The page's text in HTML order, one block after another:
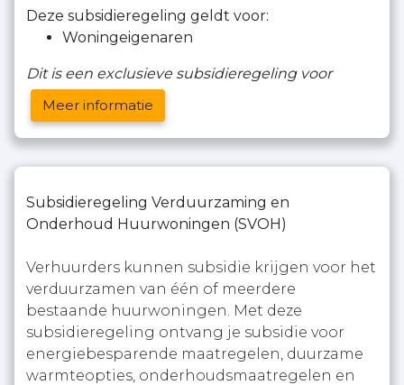
Deze subsidieregeling geldt voor:
Woningeigenaren
Dit is een exclusieve subsidieregeling voor
Meer informatie
Subsidieregeling Verduurzaming en
Onderhoud Huurwoningen (SVOH)
Verhuurders kunnen subsidie krijgen voor het
verduurzamen van één of meerdere
bestaande huurwoningen. Met deze
subsidieregeling ontvang je subsidie voor
energiebesparende maatregelen, duurzame
warmteopties, onderhoudsmaatregelen en